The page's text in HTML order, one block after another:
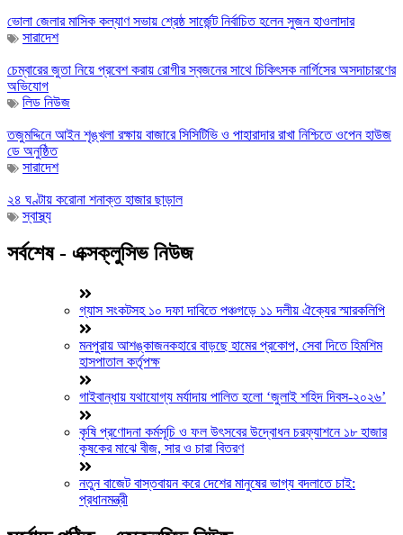
ভোলা জেলার মাসিক কল্যাণ সভায় শ্রেষ্ঠ সার্জেন্ট নির্বাচিত হলেন সুজন হাওলাদার
সারাদেশ
চেম্বারের জুতা নিয়ে প্রবেশ করায় রোগীর স্বজনের সাথে চিকিৎসক নার্গিসের অসদাচারণের
অভিযোগ
লিড নিউজ
তজুমদ্দিনে আইন শৃঙ্খলা রক্ষায় বাজারে সিসিটিভি ও পাহারাদার রাখা নিশ্চিতে ওপেন হাউজ
ডে অনুষ্ঠিত
সারাদেশ
২৪ ঘণ্টায় করোনা শনাক্ত হাজার ছাড়াল
স্বাস্থ্য
সর্বশেষ - এক্সক্লুসিভ নিউজ
গ্যাস সংকটসহ ১০ দফা দাবিতে পঞ্চগড়ে ১১ দলীয় ঐক্যের স্মারকলিপি
মনপুরায় আশঙ্কাজনকহারে বাড়ছে হামের প্রকোপ, সেবা দিতে হিমশিম
হাসপাতাল কর্তৃপক্ষ
গাইবান্ধায় যথাযোগ্য মর্যাদায় পালিত হলো ‘জুলাই শহিদ দিবস-২০২৬’
কৃষি প্রণোদনা কর্মসূচি ও ফল উৎসবের উদ্বোধন চরফ্যাশনে ১৮ হাজার
কৃষকের মাঝে বীজ, সার ও চারা বিতরণ
নতুন বাজেট বাস্তবায়ন করে দেশের মানুষের ভাগ্য বদলাতে চাই:
প্রধানমন্ত্রী